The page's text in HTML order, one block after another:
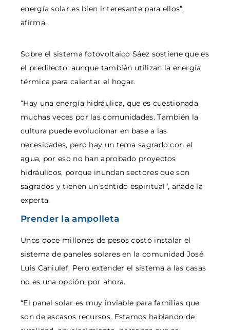
energía solar es bien interesante para ellos”,
afirma.
Sobre el sistema fotovoltaico Sáez sostiene que es
el predilecto, aunque también utilizan la energía
térmica para calentar el hogar.
“Hay una energía hidráulica, que es cuestionada
muchas veces por las comunidades. También la
cultura puede evolucionar en base a las
necesidades, pero hay un tema sagrado con el
agua, por eso no han aprobado proyectos
hidráulicos, porque inundan sectores que son
sagrados y tienen un sentido espiritual”, añade la
experta.
Prender la ampolleta
Unos doce millones de pesos costó instalar el
sistema de paneles solares en la comunidad José
Luis Caniulef. Pero extender el sistema a las casas
no es una opción, por ahora.
“El panel solar es muy inviable para familias que
son de escasos recursos. Estamos hablando de